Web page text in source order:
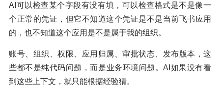
AI可以检查某个字段有没有填，可以检查格式是不是像一
个正常的凭证，但它不知道这个凭证是不是当前飞书应用
的，也不知道这个应用是不是属于我的组织。
账号、组织、权限、应用归属、审批状态、发布版本，这
些都不是纯代码问题，而是业务环境问题。AI如果没有看
到这些上下文，就只能根据经验猜。